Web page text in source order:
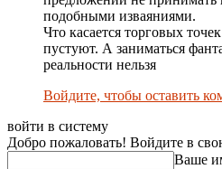
подобными изваяниями.
Что касается торговых
пустуют. А заниматься
реальности нельзя
Войдите, чтобы оставить
войти в систему
Добро пожаловать! Войдите в
Ваше